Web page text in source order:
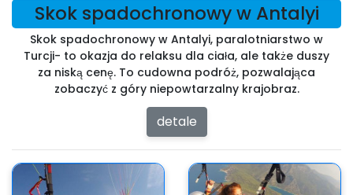
Skok spadochronowy w Antalyi
Skok spadochronowy w Antalyi, paralotniarstwo w
Turcji- to okazja do relaksu dla ciała, ale także duszy
za niską cenę. To cudowna podróż, pozwalająca
zobaczyć z góry niepowtarzalny krajobraz.
detale